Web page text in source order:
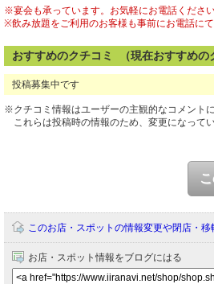
※宴会も承っています。お気軽にお電話ください
※飲み放題をご利用のお客様も事前にお電話にて
おすすめのクチコミ （現在おすすめの
投稿募集中です
※クチコミ情報はユーザーの主観的なコメントに
これらは投稿時の情報のため、変更になって
このお店・スポットの情報変更や閉店・移
お店・スポット情報をブログにはる